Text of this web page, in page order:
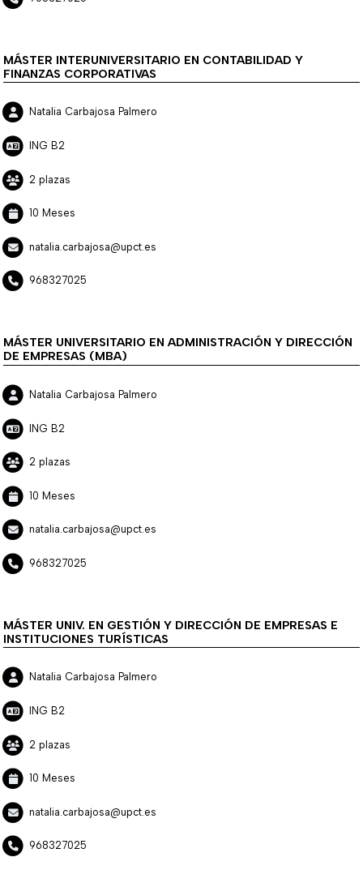
MÁSTER INTERUNIVERSITARIO EN CONTABILIDAD Y
FINANZAS CORPORATIVAS
Natalia Carbajosa Palmero
ING B2
2 plazas
10 Meses
natalia.carbajosa@upct.es
968327025
MÁSTER UNIVERSITARIO EN ADMINISTRACIÓN Y DIRECCIÓN
DE EMPRESAS (MBA)
Natalia Carbajosa Palmero
ING B2
2 plazas
10 Meses
natalia.carbajosa@upct.es
968327025
MÁSTER UNIV. EN GESTIÓN Y DIRECCIÓN DE EMPRESAS E
INSTITUCIONES TURÍSTICAS
Natalia Carbajosa Palmero
ING B2
2 plazas
10 Meses
natalia.carbajosa@upct.es
968327025